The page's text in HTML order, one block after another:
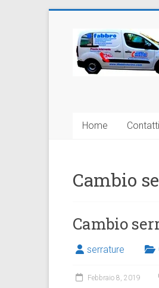
contenutoCambio
Home
Cambio
Cambio
serrature
Febbraio 8, 2019